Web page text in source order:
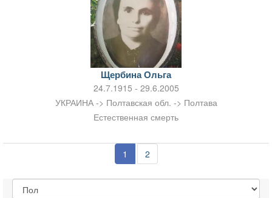
Щербина Ольга
24.7.1915 - 29.6.2005
УКРАИНА -> Полтавская обл. -> Полтава
Естественная смерть
1 2